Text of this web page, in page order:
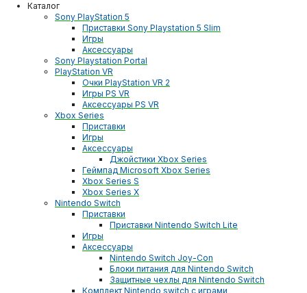
Каталог
Sony PlayStation 5
Приставки Sony Playstation 5 Slim
Игры
Аксессуары
Sony Playstation Portal
PlayStation VR
Очки PlayStation VR 2
Игры PS VR
Аксессуары PS VR
Xbox Series
Приставки
Игры
Аксессуары
Джойстики Xbox Series
Геймпад Microsoft Xbox Series
Xbox Series S
Xbox Series X
Nintendo Switch
Приставки
Приставки Nintendo Switch Lite
Игры
Аксессуары
Nintendo Switch Joy-Con
Блоки питания для Nintendo Switch
Защитные чехлы для Nintendo Switch
Комплект Nintendo switch с играми